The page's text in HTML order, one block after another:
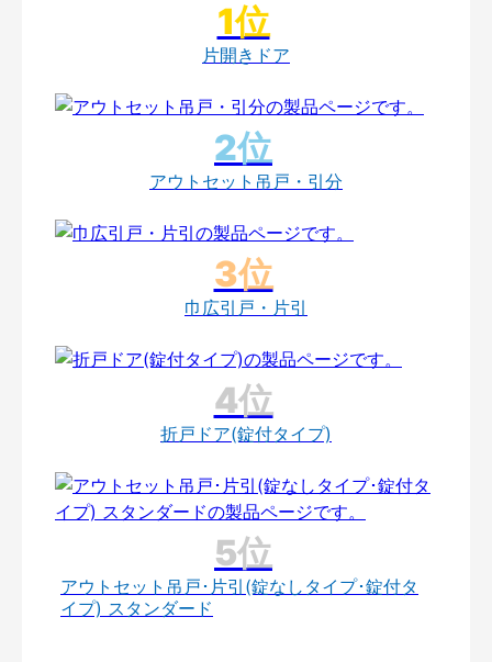
片開きドア
アウトセット吊戸・引分
巾広引戸・片引
折戸ドア(錠付タイプ)
アウトセット吊戸･片引(錠なしタイプ･錠付タ
イプ) スタンダード